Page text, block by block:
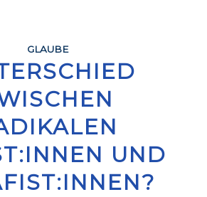
GLAUBE
UND